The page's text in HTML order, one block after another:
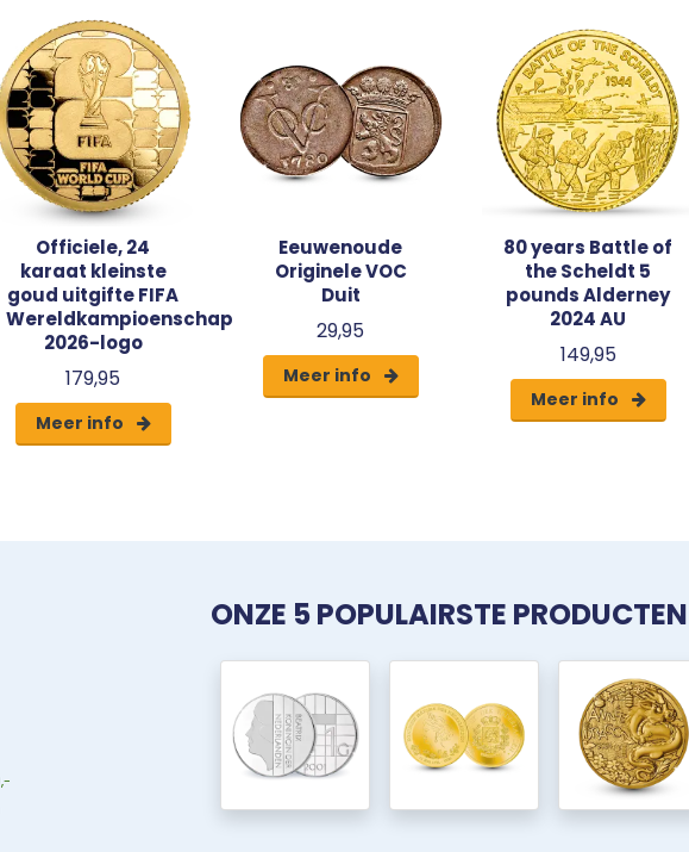
Officiele, 24
karaat kleinste
goud uitgifte FIFA
Wereldkampioenschap
2026-logo
179,95
Meer info
Eeuwenoude
Originele VOC
Duit
29,95
Meer info
80 years Battle of
the Scheldt 5
pounds Alderney
2024 AU
149,95
Meer info
ONZE 5 POPULAIRSTE